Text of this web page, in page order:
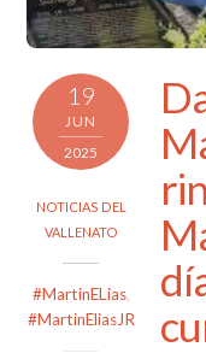
19
JUN
2025
NOTICIAS DEL
VALLENATO
#MartinELias,
#MartinEliasJR